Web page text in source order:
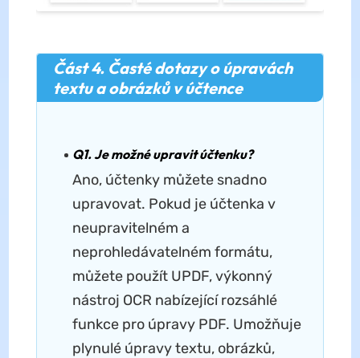
Část 4. Časté dotazy o úpravách
textu a obrázků v účtence
Q1. Je možné upravit účtenku?
Ano, účtenky můžete snadno
upravovat. Pokud je účtenka v
neupravitelném a
neprohledávatelném formátu,
můžete použít UPDF, výkonný
nástroj OCR nabízející rozsáhlé
funkce pro úpravy PDF. Umožňuje
plynulé úpravy textu, obrázků,